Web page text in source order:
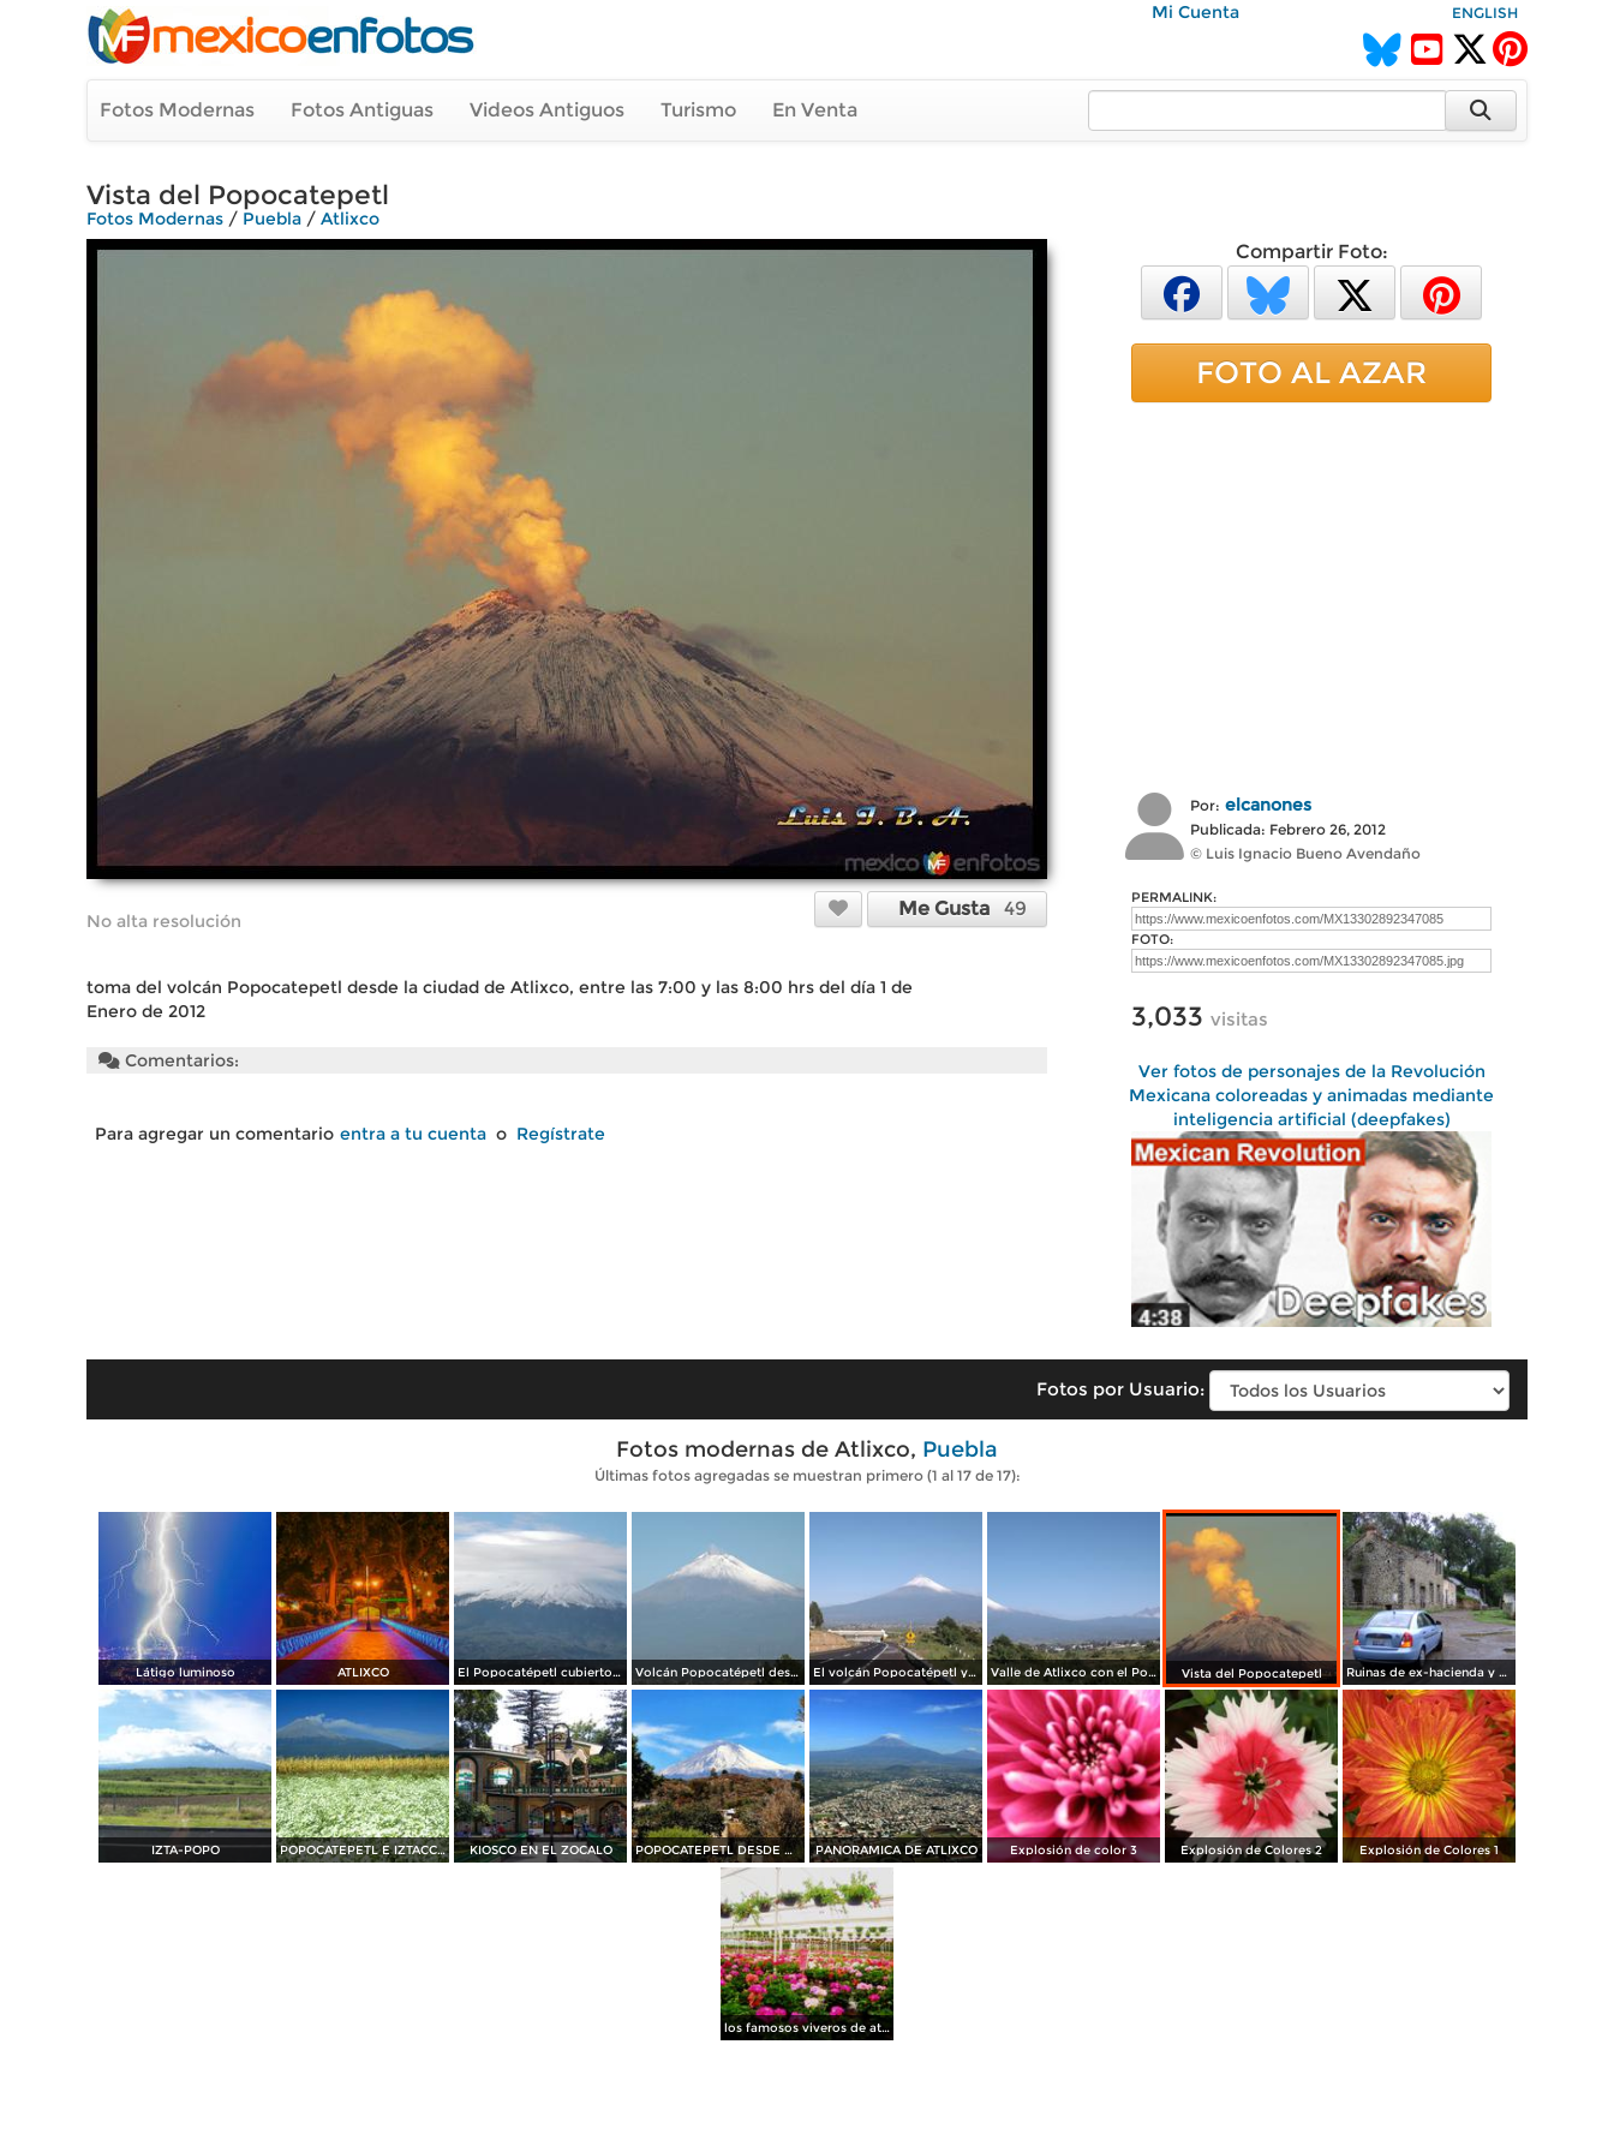
Mi Cuenta ENGLISH
Fotos Modernas Fotos Antiguas Videos Antiguos Turismo En Venta
Vista del Popocatepetl
Fotos Modernas / Puebla / Atlixco
No alta resolución
Me Gusta 49
toma del volcán Popocatepetl desde la ciudad de Atlixco, entre las 7:00 y las 8:00 hrs del día 1 de
Enero de 2012
Comentarios:
Para agregar un comentario entra a tu cuenta o Regístrate
Compartir Foto:
FOTO AL AZAR
Por: elcanones
Publicada: Febrero 26, 2012
© Luis Ignacio Bueno Avendaño
PERMALINK:
FOTO:
3,033 visitas
Ver fotos de personajes de la Revolución
Mexicana coloreadas y animadas mediante
inteligencia artificial (deepfakes)
Fotos por Usuario:
Fotos modernas de Atlixco, Puebla
Últimas fotos agregadas se muestran primero (1 al 17 de 17):
Látigo luminoso ATLIXCO El Popocatépetl cubierto de nubes y nieve. Diciembre/2014 Volcán Popocatépetl desde Atlixco. Julio/2014 El volcán Popocatépetl y la autopista Puebla-Atlixco. Julio/2014 Valle de Atlixco con el Popocatépetl y el Iztacíhuatl. Julio/2014 Vista del Popocatepetl Ruinas de ex-hacienda y cascada. San Baltazar Atlimeyaya, Puebla
IZTA-POPO POPOCATEPETL E IZTACCIHUATL DESDE VALLE DE ATLIXCO KIOSCO EN EL ZOCALO POPOCATEPETL DESDE UN PUEBLO ATLIXQUENSE PANORAMICA DE ATLIXCO Explosión de color 3 Explosión de Colores 2 Explosión de Colores 1
los famosos viveros de atlixco